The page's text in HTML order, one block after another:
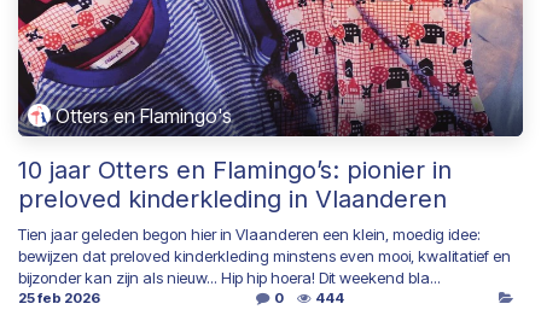
Otters en Flamingo's
10 jaar Otters en Flamingo’s: pionier in
preloved kinderkleding in Vlaanderen
Tien jaar geleden begon hier in Vlaanderen een klein, moedig idee:
bewijzen dat preloved kinderkleding minstens even mooi, kwalitatief en
bijzonder kan zijn als nieuw... Hip hip hoera! Dit weekend bla...
25 feb 2026 0 444